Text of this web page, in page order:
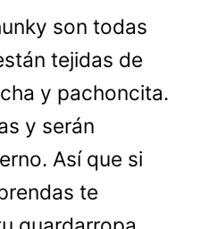
son todas
tejidas de
y pachoncita.
y serán
Así que si
te